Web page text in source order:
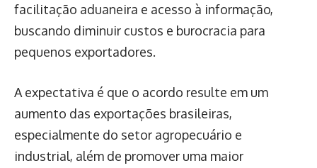
facilitação aduaneira e acesso à informação,
buscando diminuir custos e burocracia para
pequenos exportadores.
A expectativa é que o acordo resulte em um
aumento das exportações brasileiras,
especialmente do setor agropecuário e
industrial, além de promover uma maior